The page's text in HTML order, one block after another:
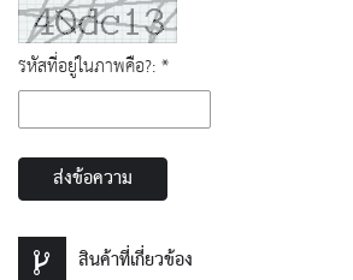
รหัสที่อยู่ในภาพคือ?: *
ส่งข้อความ
สินค้าที่เกี่ยวข้อง